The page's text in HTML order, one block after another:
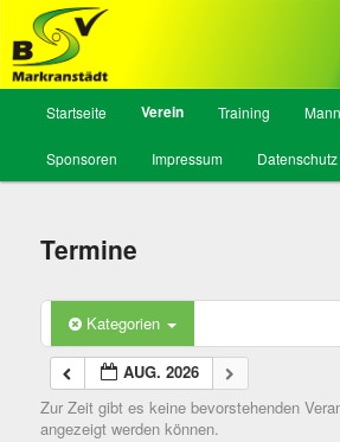
BSV Markranstädt,
Zum
Inhalt
Startseite Verein Training
Sponsoren Impressum Datenschutz
Termine
Kategorien
AUG. 2026
Zur Zeit gibt es keine bevorstehenden
angezeigt werden können.